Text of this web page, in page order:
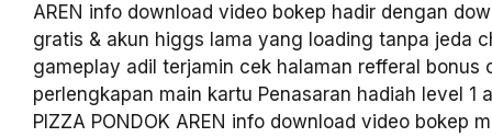
AREN info download video bokep hadir dengan
gratis & akun higgs lama yang loading tanpa jeda
gameplay adil terjamin cek halaman refferal bonus
perlengkapan main kartu Penasaran hadiah level 1
PIZZA PONDOK AREN info download video bokep